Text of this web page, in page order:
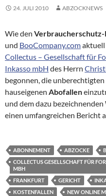
24. JULI 2010 ABZOCKNEWS
Wie den Verbraucherschutz-
und BooCompany.comaktuell
Collectus – Gesellschaft für
Inkasso mbH des Herrn
begonnen, die unberechtigten
hauseigenen Abofallen
und dem dazu bezeichnenden
einen umfangreichen Bericht
ABONNEMENT ABZOCKE
COLLECTUS GESELLSCHAFT FÜR
MBH
FRANKFURT
GERICHT
KOSTENFALLEN
NEW ONLINE